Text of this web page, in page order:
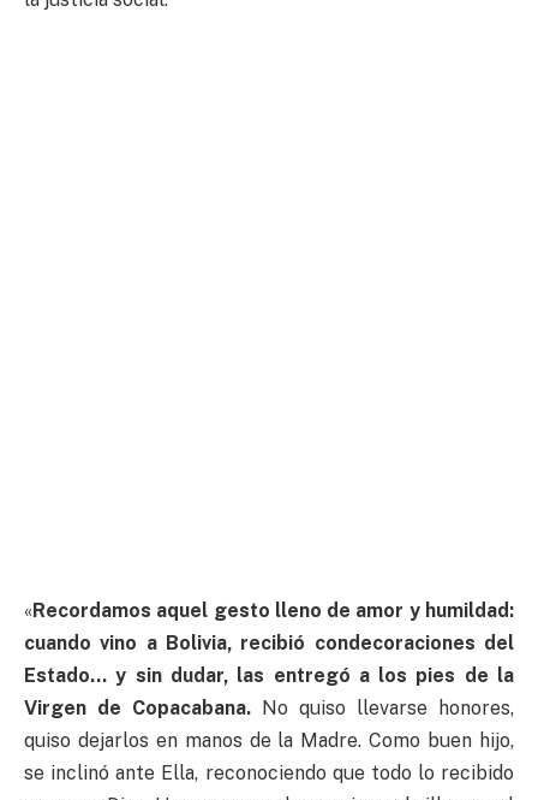
«Recordamos aquel gesto lleno de amor y humildad:
cuando vino a Bolivia, recibió condecoraciones del
Estado… y sin dudar, las entregó a los pies de la
Virgen de Copacabana. No quiso llevarse honores,
quiso dejarlos en manos de la Madre. Como buen hijo,
se inclinó ante Ella, reconociendo que todo lo recibido